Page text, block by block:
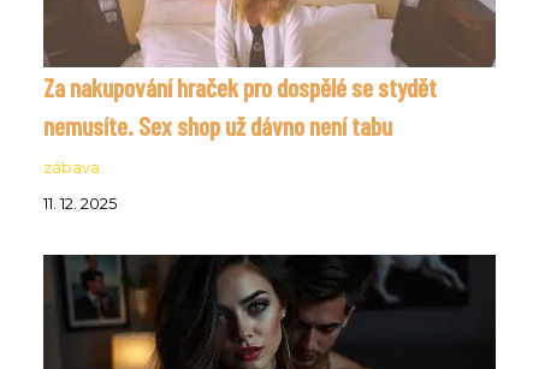
Za nakupování hraček pro dospělé se stydět
nemusíte. Sex shop už dávno není tabu
zábava
11. 12. 2025